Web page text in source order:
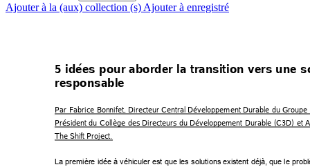
Ajouter à la (aux) collection (s) Ajouter à enregistré
5 idées pour aborder la transition vers une
responsable
Par Fabrice Bonnifet, DirecteurCentral Développement Durable du Groupe
Président du Collège des Directeurs du Développement Durable (C3D) et
The Shift Project.
La première idée à véhiculer est que les solutions existent déjà, que le probl